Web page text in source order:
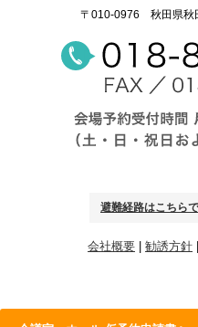
〒010-0976 秋田県秋
避難経路はこちら
会社概要 勧誘方針